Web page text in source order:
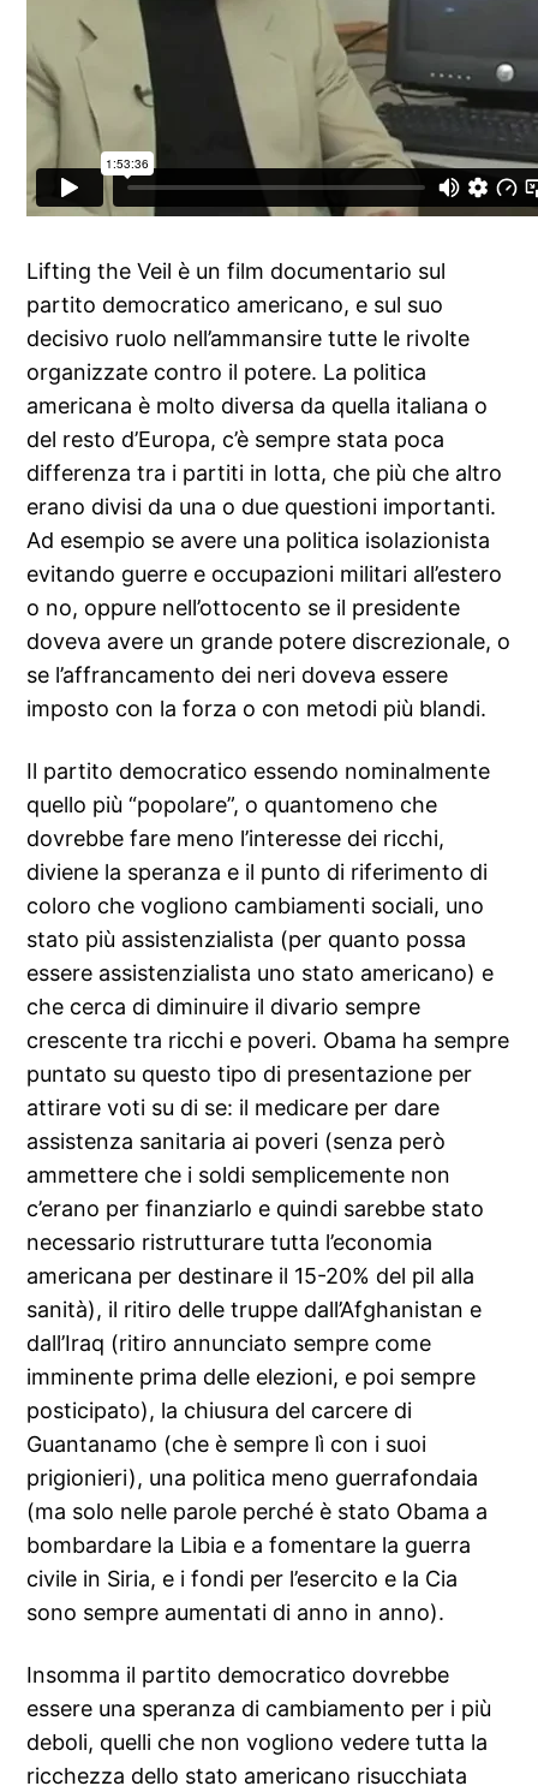
Lifting the Veil è un film documentario sul
partito democratico americano, e sul suo
decisivo ruolo nell’ammansire tutte le rivolte
organizzate contro il potere. La politica
americana è molto diversa da quella italiana o
del resto d’Europa, c’è sempre stata poca
differenza tra i partiti in lotta, che più che altro
erano divisi da una o due questioni importanti.
Ad esempio se avere una politica isolazionista
evitando guerre e occupazioni militari all’estero
o no, oppure nell’ottocento se il presidente
doveva avere un grande potere discrezionale, o
se l’affrancamento dei neri doveva essere
imposto con la forza o con metodi più blandi.
Il partito democratico essendo nominalmente
quello più “popolare”, o quantomeno che
dovrebbe fare meno l’interesse dei ricchi,
diviene la speranza e il punto di riferimento di
coloro che vogliono cambiamenti sociali, uno
stato più assistenzialista (per quanto possa
essere assistenzialista uno stato americano) e
che cerca di diminuire il divario sempre
crescente tra ricchi e poveri. Obama ha sempre
puntato su questo tipo di presentazione per
attirare voti su di se: il medicare per dare
assistenza sanitaria ai poveri (senza però
ammettere che i soldi semplicemente non
c’erano per finanziarlo e quindi sarebbe stato
necessario ristrutturare tutta l’economia
americana per destinare il 15-20% del pil alla
sanità), il ritiro delle truppe dall’Afghanistan e
dall’Iraq (ritiro annunciato sempre come
imminente prima delle elezioni, e poi sempre
posticipato), la chiusura del carcere di
Guantanamo (che è sempre lì con i suoi
prigionieri), una politica meno guerrafondaia
(ma solo nelle parole perché è stato Obama a
bombardare la Libia e a fomentare la guerra
civile in Siria, e i fondi per l’esercito e la Cia
sono sempre aumentati di anno in anno).
Insomma il partito democratico dovrebbe
essere una speranza di cambiamento per i più
deboli, quelli che non vogliono vedere tutta la
ricchezza dello stato americano risucchiata